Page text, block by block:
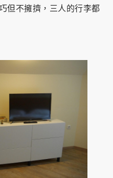
但不擁擠，三人的行李都